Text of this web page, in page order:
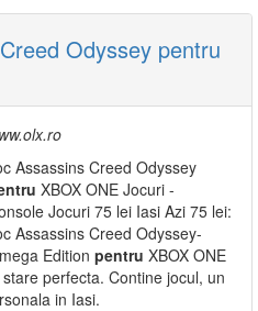
Odyssey pentru
Assassins Creed Odyssey
XBOX ONE Jocuri -
Jocuri 75 lei Iasi Azi 75 lei:
Assassins Creed Odyssey-
Edition pentru XBOX ONE
perfecta. Contine jocul, un
in Iasi.